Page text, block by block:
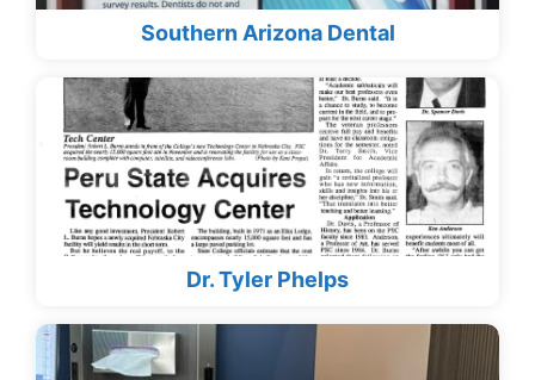
Southern Arizona Dental
Dr. Tyler Phelps